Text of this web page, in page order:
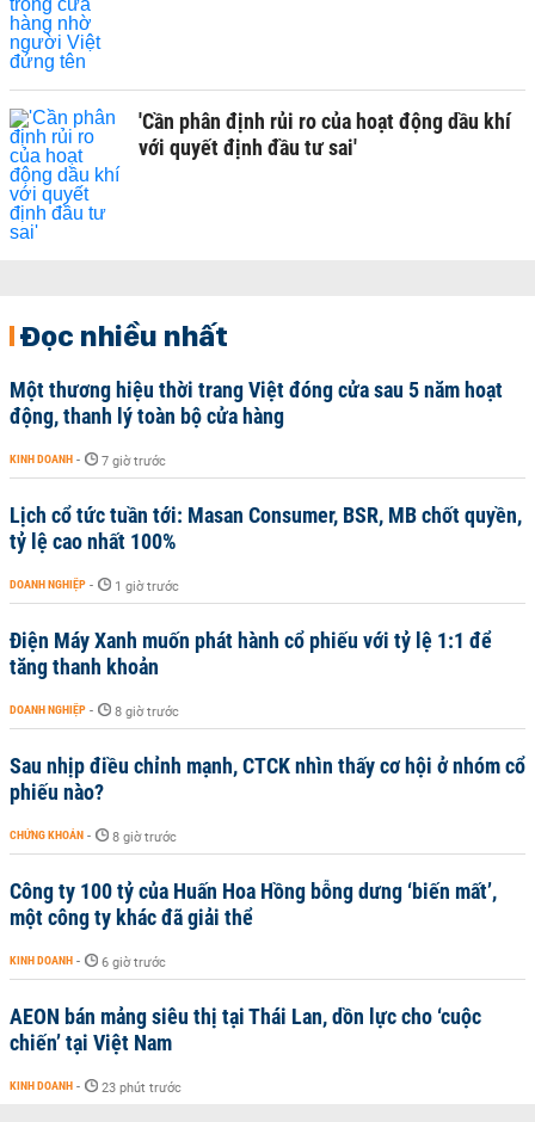
'Cần phân định rủi ro của hoạt động dầu khí
với quyết định đầu tư sai'
Đọc nhiều nhất
Một thương hiệu thời trang Việt đóng cửa sau 5 năm hoạt
động, thanh lý toàn bộ cửa hàng
KINH DOANH - 7 giờ trước
Lịch cổ tức tuần tới: Masan Consumer, BSR, MB chốt quyền,
tỷ lệ cao nhất 100%
DOANH NGHIỆP - 1 giờ trước
Điện Máy Xanh muốn phát hành cổ phiếu với tỷ lệ 1:1 để
tăng thanh khoản
DOANH NGHIỆP - 8 giờ trước
Sau nhịp điều chỉnh mạnh, CTCK nhìn thấy cơ hội ở nhóm cổ
phiếu nào?
CHỨNG KHOÁN - 8 giờ trước
Công ty 100 tỷ của Huấn Hoa Hồng bỗng dưng ‘biến mất’,
một công ty khác đã giải thể
KINH DOANH - 6 giờ trước
AEON bán mảng siêu thị tại Thái Lan, dồn lực cho ‘cuộc
chiến’ tại Việt Nam
KINH DOANH - 23 phút trước